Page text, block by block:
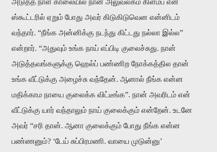
அடுத்த நாள் காலையில் நான் அலுவலகம் கிளம்ப என்
ஸ்கூட்டரில் ஏறும் போது அவர் கிடுகிடுவென என்னிடம்
வந்தார். “நீங்க அன்னிக்கு நடந்து கிட்டது நல்லா இல்ல”
என்றார். “அதுவும் உங்க நாய் எப்பிடி குலைச்சுது. நான்
அடுத்தவங்களுக்கு ஹெல்ப் பண்ணிற நோக்கத்தில தான்
உங்க வீட்டுக்கு அழைச்சு வந்தேன். ஆனால் நீங்க என்ன
மதிக்காம நாயை குலைக்க விட்டீங்க”. நான் அவரிடம் என்
வீட்டுக்கு யார் வந்தாலும் நாய் குலைக்கும் என்றேன். உடனே
அவர் “சரி தான். ஆனா குலைக்கும் போது நீங்க என்ன
பண்ணனும்? ‘டேய் சுப்பிரமணி. வாயை முடுன்னு’